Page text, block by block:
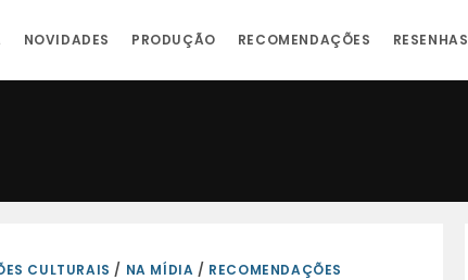
NOVIDADES PRODUÇÃO RECOMENDAÇÕES RESENHAS
CULTURAIS / NA MÍDIA / RECOMENDAÇÕES